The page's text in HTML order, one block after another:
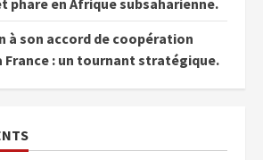
phare en Afrique subsaharienne.
à son accord de coopération
France : un tournant stratégique.